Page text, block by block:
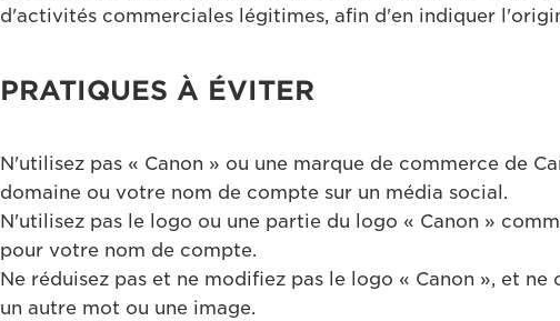
d'activités commerciales légitimes, afin d'en indiquer
PRATIQUES À ÉVITER
N'utilisez pas « Canon » ou une marque de commerce de
domaine ou votre nom de compte sur un média social.
N'utilisez pas le logo ou une partie du logo « Canon »
pour votre nom de compte.
Ne réduisez pas et ne modifiez pas le logo « Canon », et
un autre mot ou une image.